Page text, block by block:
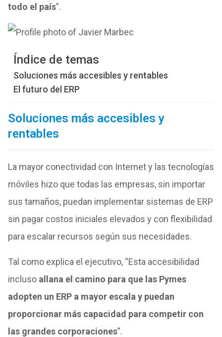
todo el país”.
Índice de temas
Soluciones más accesibles y rentables
El futuro del ERP
Soluciones más accesibles y
rentables
La mayor conectividad con Internet y las tecnologías
móviles hizo que todas las empresas, sin importar
sus tamaños, puedan implementar sistemas de ERP
sin pagar costos iniciales elevados y con flexibilidad
para escalar recursos según sus necesidades.
Tal como explica el ejecutivo, “Esta accesibilidad
incluso allana el camino para que las Pymes
adopten un ERP a mayor escala y puedan
proporcionar más capacidad para competir con
las grandes corporaciones”.